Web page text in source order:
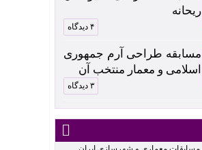
ریحانه
۴ دیدگاه
مسابقه طراحی آرم جمهوری
اسلامی و معمار منتخب آن
۳ دیدگاه